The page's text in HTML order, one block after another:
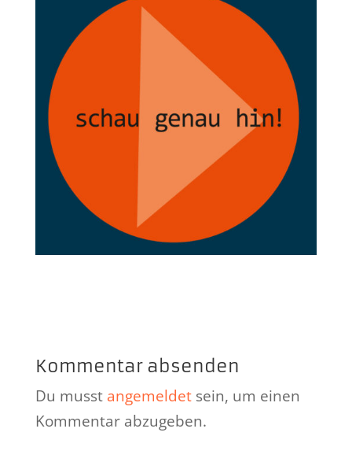
Kommentar absenden
Du musst angemeldetsein, um einen
Kommentar abzugeben.